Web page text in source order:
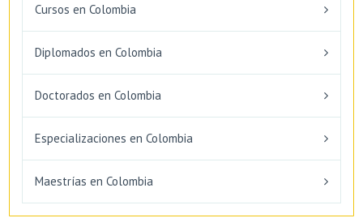
Cursos en Colombia
Diplomados en Colombia
Doctorados en Colombia
Especializaciones en Colombia
Maestrías en Colombia